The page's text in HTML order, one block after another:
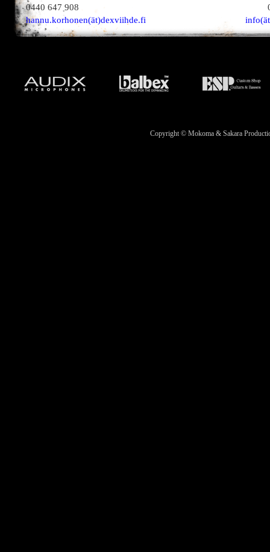
0440 647 908
hannu.korhonen(ät)dexviihde.fi
Copyright © Mokoma & Sakara